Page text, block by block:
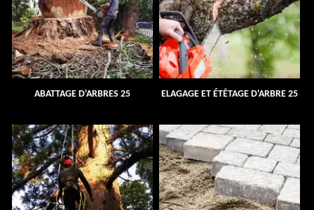
ABATTAGE D'ARBRES 25 ELAGAGE ET ÉTÊTAGE D'ARBRE 25